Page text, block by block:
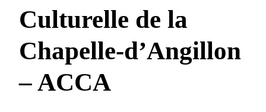
Culturelle de la
Chapelle-d’Angillon
– ACCA